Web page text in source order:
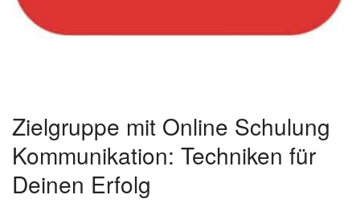
Zielgruppe mit Online Schulung
Kommunikation: Techniken für
Deinen Erfolg